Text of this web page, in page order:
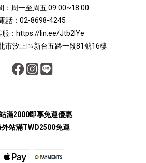
：周一至周五 09:00~18:00
話：02-8698-4245
服：https://lin.ee/Jtb2lYe
市汐止區新台五路一段81號16樓
滿2000即享免運優惠
外站滿TWD2500免運